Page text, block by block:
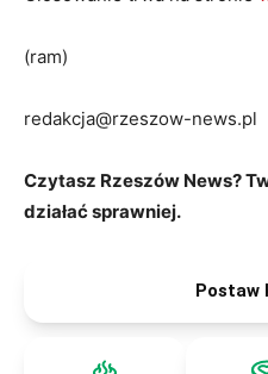
(ram)
redakcja@rzeszow-news.pl
Czytasz Rzeszów News?
działać sprawniej.
Postaw